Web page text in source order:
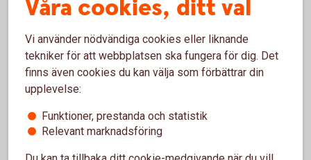
Individuell ränta
Vår ränta är alltid individuell. Den ränta du får kan
därför skilja sig från våra listräntor för
Din inkomst/verksamhet/situation
Storlek på lånet i förhållande till fastighetens
Våra cookies, ditt val
Vi använder nödvändiga cookies eller liknande
tekniker för att webbplatsen ska fungera för dig. Det
finns även cookies du kan välja som förbättrar din
upplevelse:
Funktioner, prestanda och statistik
Relevant marknadsföring